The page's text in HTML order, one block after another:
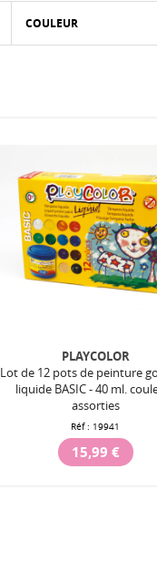
COULEUR
PLAYCOLOR
Lot de 12 pots de peinture
liquide BASIC - 40 ml.
assorties
Réf : 19941
15,99 €